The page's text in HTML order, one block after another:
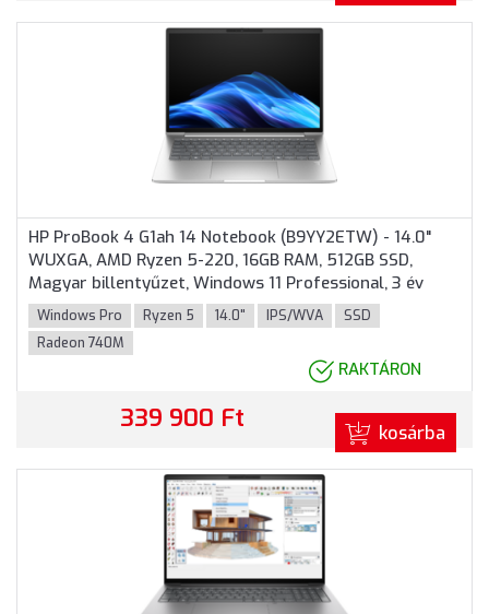
HP ProBook 4 G1ah 14 Notebook (B9YY2ETW) - 14.0"
WUXGA, AMD Ryzen 5-220, 16GB RAM, 512GB SSD,
Magyar billentyűzet, Windows 11 Professional, 3 év
garancia, Ezüst színben
Windows Pro Ryzen 5 14.0" IPS/WVA
SSD
Radeon 740M
RAKTÁRON
339 900 Ft kosárba